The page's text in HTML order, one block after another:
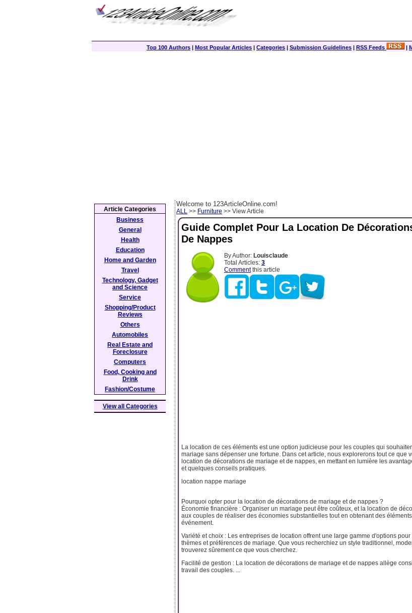
Top 100 Authors | Most Popular Articles | Categories | Submission Guidelines | RSS Feeds |
Welcome to 123ArticleOnline.com!
ALL >> Furniture >> View Article
Guide Complet Pour La Location De
De Nappes
By Author: Louisclaude
Total Articles: 3
Commentthis article
La location de ces éléments est une option judicieuse pour les couples qui
mariage sans dépenser une fortune. Dans cet article, nous explorerons tout ce que
location de décorations de mariage et de nappes, en mettant en lumière les
et quelques conseils pratiques.
location nappe mariage
Pourquoi opter pour la location de décorations de mariage et de nappes ?
Économie financière : Organiser un mariage peut être coûteux, et la location de
aux couples de réaliser des économies substantielles tout en obtenant des
événement.
Variété et choix : Les entreprises de location offrent une large gamme d'options
thèmes et préférences de mariage. Que vous recherchiez un style traditionnel,
trouverez sûrement ce que vous cherchez.
Facilité de gestion : La location de décorations de mariage et de nappes allège
travail des couples. ...
Article Categories
Business
General
Health
Education
Home and Garden
Travel
Technology, Gadget
and Science
Service
Shopping/Product
Reviews
Others
Automobiles
Real Estate and
Foreclosure
Computers
Food, Cooking and
Drink
Fashion/Costume
View all Categories